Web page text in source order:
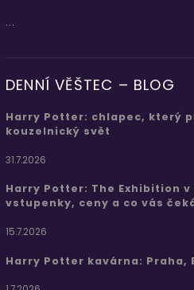
...
DENNÍ VĚŠTEC – BLOG
Harry Potter: chlapec, který
kouzelnický svět
31.7.2026
Harry Potter: The Exhibition
vstupenky, ceny a co vás
15.7.2026
Harry Potter kavárna: Praha,